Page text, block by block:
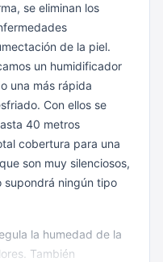
se eliminan los
de la piel.
un humidificador
una más rápida
Con ellos se
40 metros
cobertura para una
son muy silenciosos,
supondrá ningún tipo
la humedad de la
También